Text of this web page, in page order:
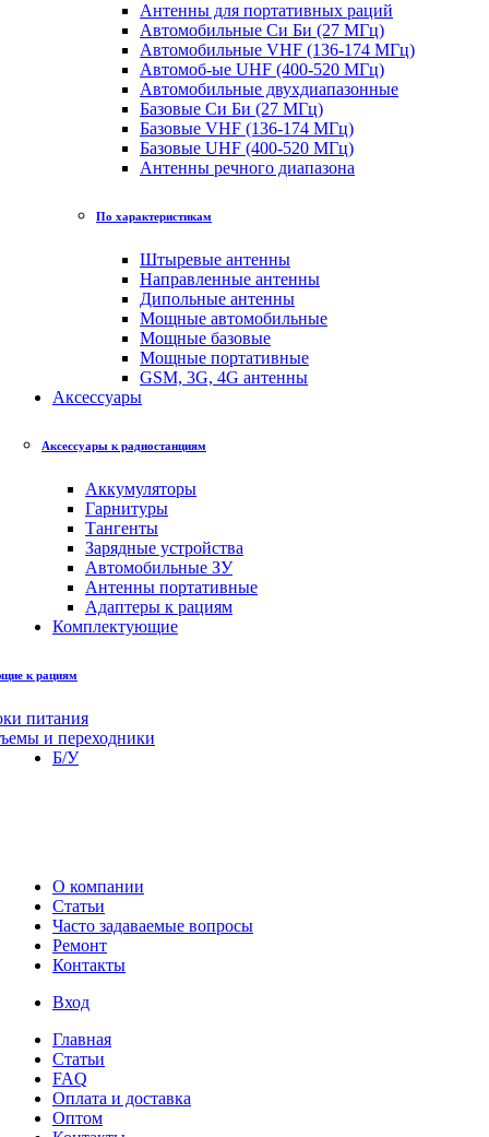
Антенны для портативных раций
Автомобильные Си Би (27 МГц)
Автомобильные VHF (136-174 МГц)
Автомоб-ые UHF (400-520 МГц)
Автомобильные двухдиапазонные
Базовые Си Би (27 МГц)
Базовые VHF (136-174 МГц)
Базовые UHF (400-520 МГц)
Антенны речного диапазона
По характеристикам
Штыревые антенны
Направленные антенны
Дипольные антенны
Мощные автомобильные
Мощные базовые
Мощные портативные
GSM, 3G, 4G антенны
Аксессуары
Аксессуары к радиостанциям
Аккумуляторы
Гарнитуры
Тангенты
Зарядные устройства
Автомобильные ЗУ
Антенны портативные
Адаптеры к рациям
Комплектующие
к рациям
питания
и переходники
Б/У
О компании
Статьи
Часто задаваемые вопросы
Ремонт
Контакты
Вход
Главная
Статьи
FAQ
Оплата и доставка
Оптом